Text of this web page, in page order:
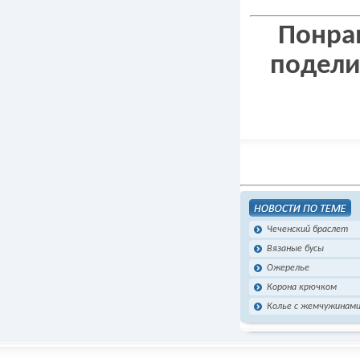
Чеченский браслет
Вязаные бусы
Ожерелье
Корона крючком
Колье с